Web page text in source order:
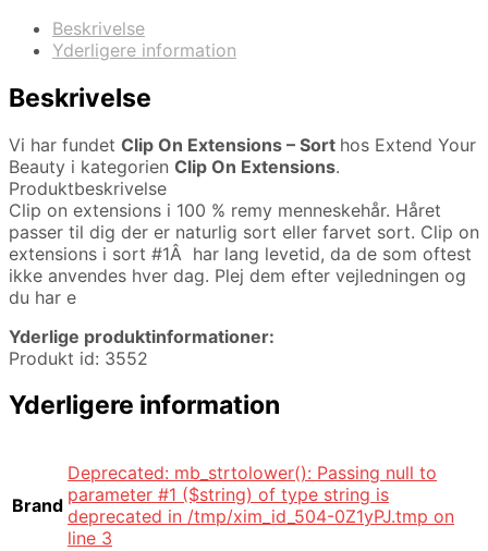
Beskrivelse
Yderligere information
Beskrivelse
Vi har fundet Clip On Extensions – Sort hos Extend Your
Beauty i kategorien Clip On Extensions.
Produktbeskrivelse
Clip on extensions i 100 % remy menneskehår. Håret
passer til dig der er naturlig sort eller farvet sort. Clip on
extensions i sort #1Â har lang levetid, da de som oftest
ikke anvendes hver dag. Plej dem efter vejledningen og
du har e
Yderlige produktinformationer:
Produkt id: 3552
Yderligere information
Brand
Deprecated: mb_strtolower(): Passing null to
parameter #1 ($string) of type string is
deprecated in /tmp/xim_id_504-0Z1yPJ.tmp on
line 3